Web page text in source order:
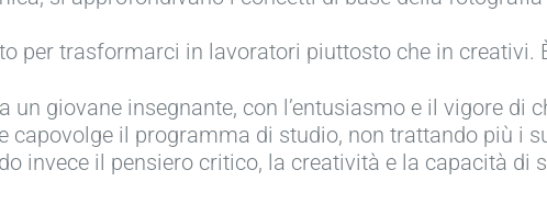
per trasformarci in lavoratori piuttosto che in creativi.
un giovane insegnante, con l’entusiasmo e il vigore
capovolge il programma di studio, non trattando più i
invece il pensiero critico, la creatività e la capacità